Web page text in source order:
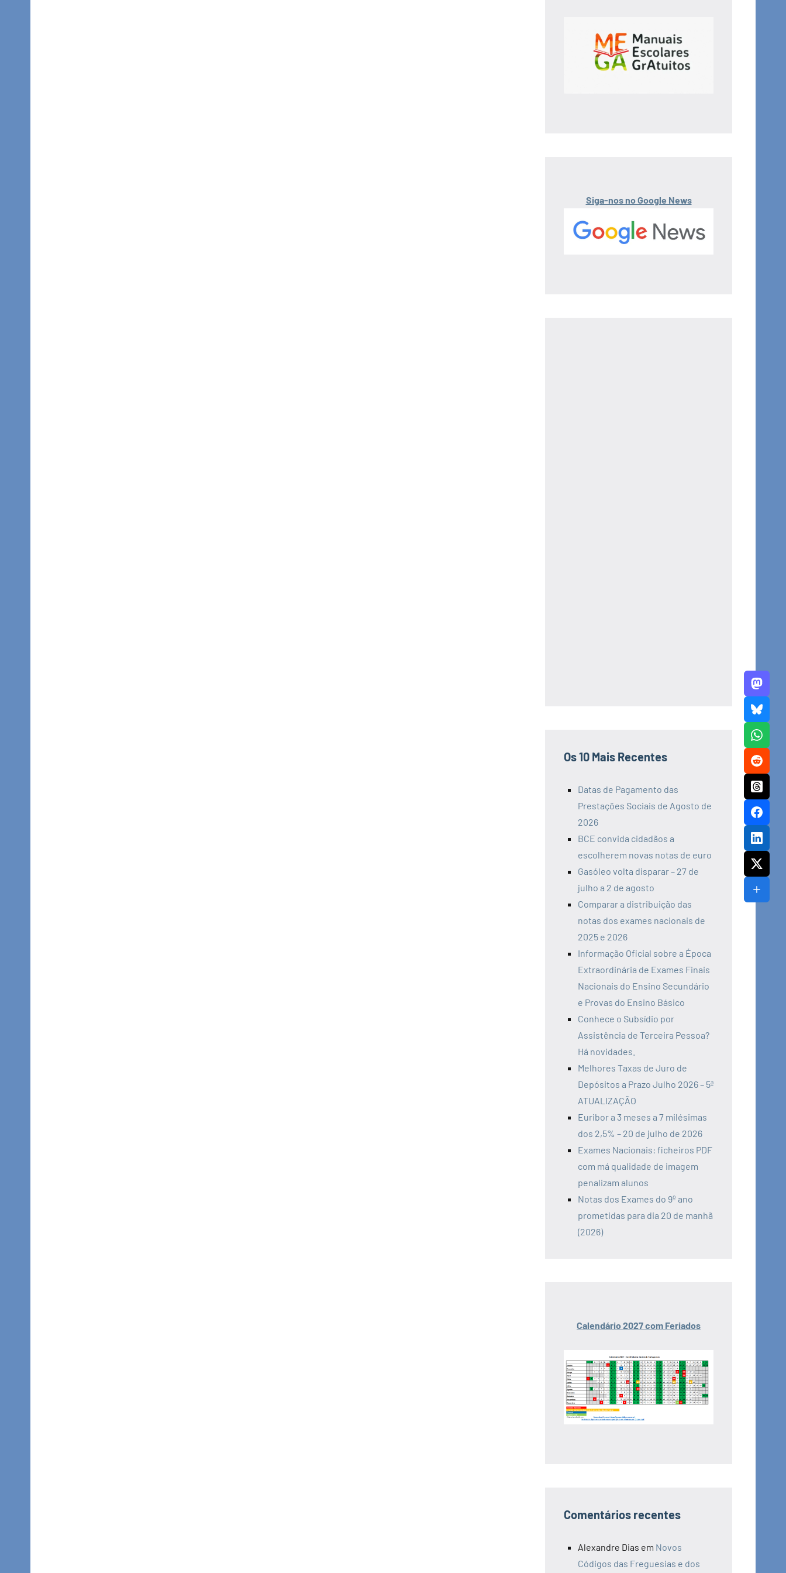
Siga-nos no Google News
Os 10 Mais Recentes
Datas de Pagamento das
Prestações Sociais de Agosto de
2026
BCE convida cidadãos a
escolherem novas notas de euro
Gasóleo volta disparar – 27 de
julho a 2 de agosto
Comparar a distribuição das
notas dos exames nacionais de
2025 e 2026
Informação Oficial sobre a Época
Extraordinária de Exames Finais
Nacionais do Ensino Secundário
e Provas do Ensino Básico
Conhece o Subsídio por
Assistência de Terceira Pessoa?
Há novidades.
Melhores Taxas de Juro de
Depósitos a Prazo Julho 2026 – 5ª
ATUALIZAÇÃO
Euribor a 3 meses a 7 milésimas
dos 2,5% – 20 de julho de 2026
Exames Nacionais: ficheiros PDF
com má qualidade de imagem
penalizam alunos
Notas dos Exames do 9º ano
prometidas para dia 20 de manhã
(2026)
Calendário 2027 com Feriados
Comentários recentes
Alexandre Dias em Novos
Códigos das Freguesias e dos